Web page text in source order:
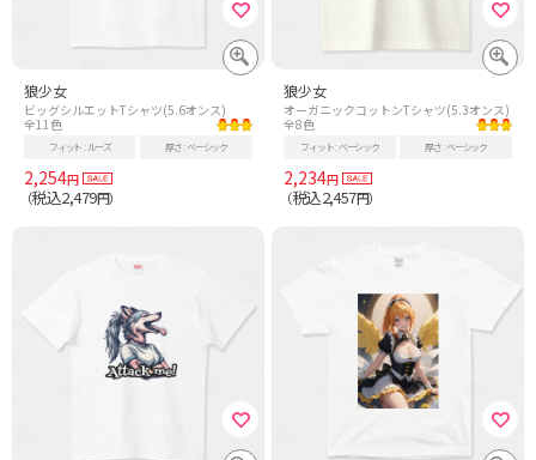
狼少女
ビッグシルエットTシャツ(5.6オンス)
全11色
フィット ルーズ 厚さ ベーシック
2,254円
（税込2,479円）
狼少女
オーガニックコットンTシャツ(5.3オンス)
全8色
フィット ベーシック 厚さ ベーシック
2,234円
（税込2,457円）